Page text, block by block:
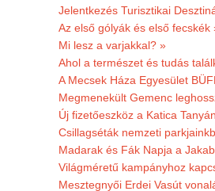
Jelentkezés Turisztikai
Az első gólyák és első fecskék
Mi lesz a varjakkal? »
Ahol a természet és tudás
A Mecsek Háza Egyesület
Megmenekült Gemenc
Új fizetőeszköz a Katica
Csillagséták nemzeti
Madarak és Fák Napja a
Világméretű kampányhoz
Mesztegnyői Erdei Vasút